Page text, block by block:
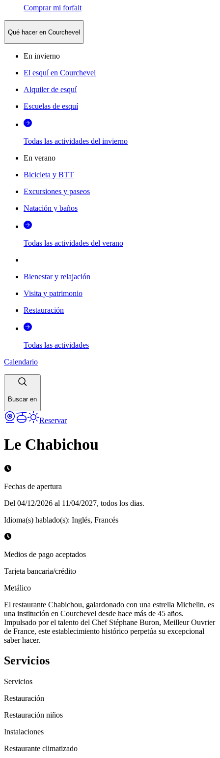
Comprar mi forfait
Qué hacer en Courchevel
En invierno
El esquí en Courchevel
Alquiler de esquí
Escuelas de esquí
Todas las actividades del invierno
En verano
Bicicleta y BTT
Excursiones y paseos
Natación y baños
Todas las actividades del verano
Bienestar y relajación
Visita y patrimonio
Restauración
Todas las actividades
Calendario
Buscar en
Reservar
Le Chabichou
Fechas de apertura
Del 04/12/2026 al 11/04/2027, todos los dias.
Idioma(s) hablado(s): Inglés, Francés
Medios de pago aceptados
Tarjeta bancaria/crédito
Metálico
El restaurante Chabichou, galardonado con una estrella Michelin, es
una institución en Courchevel desde hace más de 45 años.
Impulsado por el talento del Chef Stéphane Buron, Meilleur Ouvrier
de France, este establecimiento histórico perpetúa su excepcional
saber hacer.
Servicios
Servicios
Restauración
Restauración niños
Instalaciones
Restaurante climatizado